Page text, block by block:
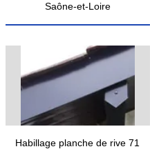
Saône-et-Loire
Habillage planche de rive 71